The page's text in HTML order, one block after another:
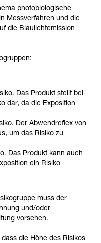
photobiologische
Messverfahren und die
die Blaulichtemission
Das Produkt stellt bei
dar, da die Exposition
Der Abwendreflex von
um das Risiko zu
Das Produkt kann auch
ein Risiko
muss der
und/oder
vorsehen.
die Höhe des Risikos